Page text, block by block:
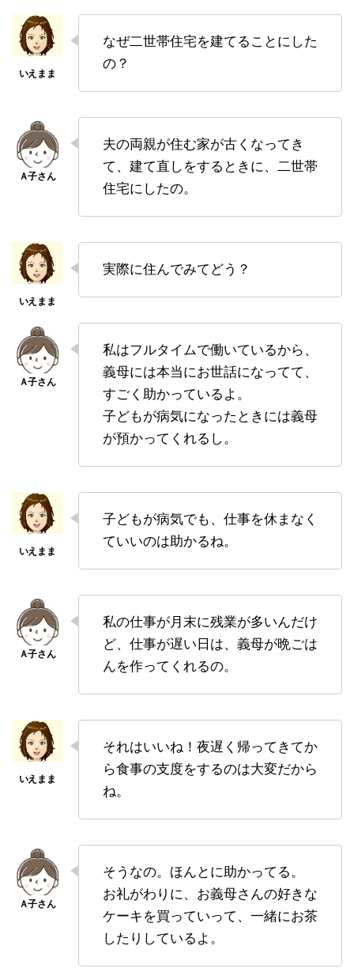
なぜ二世帯住宅を建てることにした
の？
夫の両親が住む家が古くなってき
て、建て直しをするときに、二世帯
住宅にしたの。
実際に住んでみてどう？
私はフルタイムで働いているから、
義母には本当にお世話になってて、
すごく助かっているよ。
子どもが病気になったときには義母
が預かってくれるし。
子どもが病気でも、仕事を休まなく
ていいのは助かるね。
私の仕事が月末に残業が多いんだけ
ど、仕事が遅い日は、義母が晩ごは
んを作ってくれるの。
それはいいね！夜遅く帰ってきてか
ら食事の支度をするのは大変だから
ね。
そうなの。ほんとに助かってる。
お礼がわりに、お義母さんの好きな
ケーキを買っていって、一緒にお茶
したりしているよ。